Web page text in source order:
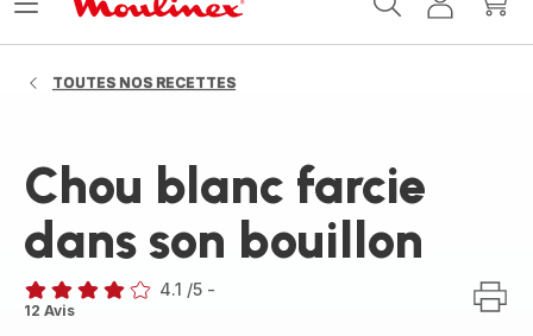
MonMon
Ouvrir
TOUTES NOS RECETTES
Chou blanc farcie
dans son bouillon
ratings.4.1
4.1 /5 -
12 Avis